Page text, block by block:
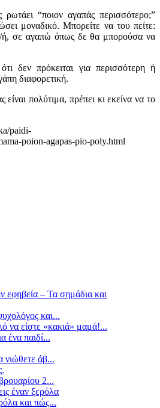
“ποιον αγαπάς περισσότερο;”
μοναδικό. Μπορείτε να του πείτε:
ή, σε αγαπώ όπως δε θα μπορούσα να
δεν πρόκειται για περισσότερη ή
διαφορετική.
πολύτιμα, πρέπει κι εκείνα να το
paidi-
poion-agapas-pio-poly.html
εφηβεία – Τα σημάδια και
και...
να είστε «κακιά» μαμά!...
ένα παιδί...
νιώθετε άβ...
2...
έναν ξερόλα
και πώς...